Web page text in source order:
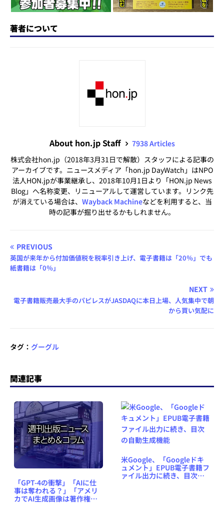
著者について
About hon.jp Staff
7938 Articles
株式会社hon.jp（2018年3月31日で解散）スタッフによる記事の
アーカイブです。ニュースメディア「hon.jp DayWatch」はNPO
法人HON.jpが事業継承し、2018年10月1日より「HON.jp News
Blog」へ名称変更、リニューアルして運営しています。リンク先
が消えている場合は、 Wayback Machineなどを利用すると、当
時の記事が掘り出せるかもしれません。
PREVIOUS
英国が来年から付加価値税を税率引き上げ、電子書籍は「20％」でも
紙書籍は「0％」
NEXT
電子書籍販売最大手のパピレスがJASDAQに本日上場、人気集中で朝
から買い気配に
タグ： グーグル
関連記事
「GPT-4の衝撃」「AIに仕
事は奪われる？」「アメリ
カでAI生成画像は著作権で
米Google、「Googleドキ
ュメント」EPUB電子書籍フ
ァイル出力に続き、目次の